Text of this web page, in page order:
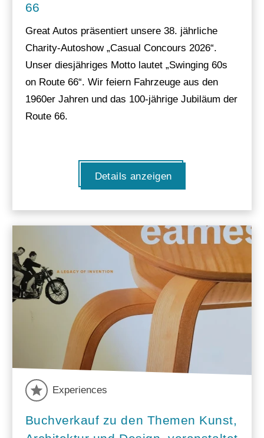
66
Great Autos präsentiert unsere 38. jährliche
Charity-Autoshow „Casual Concours 2026“.
Unser diesjähriges Motto lautet „Swinging 60s
on Route 66“. Wir feiern Fahrzeuge aus den
1960er Jahren und das 100-jährige Jubiläum der
Route 66.
Details anzeigen
Experiences
Buchverkauf zu den Themen Kunst,